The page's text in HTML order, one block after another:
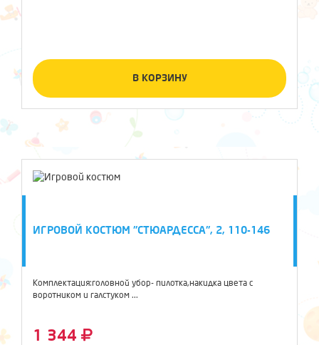
В КОРЗИНУ
ИГРОВОЙ КОСТЮМ "СТЮАРДЕССА", 2, 110-146
Комплектация:головной убор- пилотка,накидка цвета с
воротником и галстуком ...
1 344